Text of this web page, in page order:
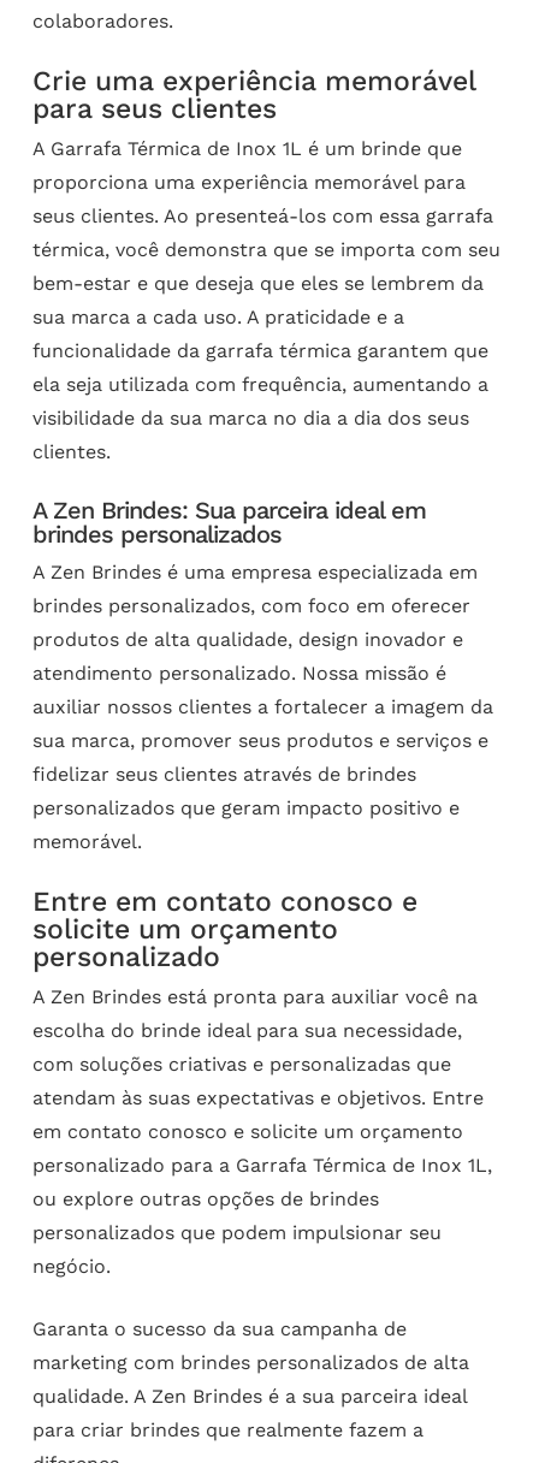
colaboradores.
Crie uma experiência memorável
para seus clientes
A Garrafa Térmica de Inox 1L é um brinde que
proporciona uma experiência memorável para
seus clientes. Ao presenteá-los com essa garrafa
térmica, você demonstra que se importa com seu
bem-estar e que deseja que eles se lembrem da
sua marca a cada uso. A praticidade e a
funcionalidade da garrafa térmica garantem que
ela seja utilizada com frequência, aumentando a
visibilidade da sua marca no dia a dia dos seus
clientes.
A Zen Brindes: Sua parceira ideal em
brindes personalizados
A Zen Brindes é uma empresa especializada em
brindes personalizados, com foco em oferecer
produtos de alta qualidade, design inovador e
atendimento personalizado. Nossa missão é
auxiliar nossos clientes a fortalecer a imagem da
sua marca, promover seus produtos e serviços e
fidelizar seus clientes através de brindes
personalizados que geram impacto positivo e
memorável.
Entre em contato conosco e
solicite um orçamento
personalizado
A Zen Brindes está pronta para auxiliar você na
escolha do brinde ideal para sua necessidade,
com soluções criativas e personalizadas que
atendam às suas expectativas e objetivos. Entre
em contato conosco e solicite um orçamento
personalizado para a Garrafa Térmica de Inox 1L,
ou explore outras opções de brindes
personalizados que podem impulsionar seu
negócio.
Garanta o sucesso da sua campanha de
marketing com brindes personalizados de alta
qualidade. A Zen Brindes é a sua parceira ideal
para criar brindes que realmente fazem a